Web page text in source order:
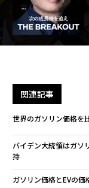
関連記事
世界のガソリン価格
バイデン大統領はガソ
持
ガソリン価格とEVの